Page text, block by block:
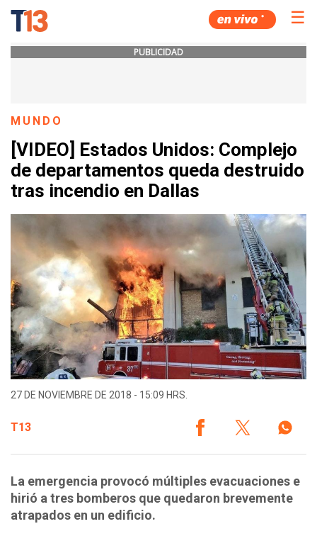
☰
PUBLICIDAD
MUNDO
[VIDEO] Estados Unidos: Complejo
de departamentos queda destruido
tras incendio en Dallas
27 DE NOVIEMBRE DE 2018 - 15:09 HRS.
T13
La emergencia provocó múltiples evacuaciones e
hirió a tres bomberos que quedaron brevemente
atrapados en un edificio.